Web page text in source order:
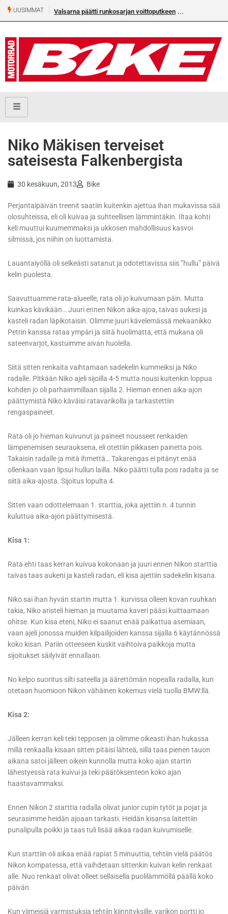
UUSIMMAT
voittoputkeen
Älä missaa tämän kesän suurta Bike-
Niko Mäkisen terveiset
sateisesta Falkenbergista
30 kesäkuun, 2013 Bike
Perjantaipäivän treenit saatiin kuitenkin ajettua ihan mukavissa sää
olosuhteissa, eli oli kuivaa ja suhteellisen lämmintäkin. Iltaa kohti
keli muuttui kuumemmaksi ja ukkosen mahdollisuus kasvoi
silmissä, jos niihin on luottamista.
Lauantaiyöllä oli selkeästi satanut ja odotettavissa siis ”hullu” päivä
kelin puolesta.
Saavuttuamme rata-alueelle, rata oli jo kuivumaan päin. Mutta
kuinkas kävikään… Juuri ennen Nikon aika-ajoa, taivas aukesi ja
kasteli radan läpikotaisin. Olimme juuri kävelemässä mekaanikko
Petrin kanssa rataa ympäri ja siitä huolimatta, että mukana oli
sateenvarjot, kastuimme aivan huolella.
Siitä sitten renkaita vaihtamaan sadekelin kummeiksi ja Niko
radalle. Pitkään Niko ajeli sijoilla 4-5 mutta nousi kuitenkin loppua
kohden jo oli parhaimmillaan sijalla 2. Hieman ennen aika-ajon
päättymistä Niko käväisi ratavarikolla ja tarkastettiin
rengaspaineet.
Rata oli jo hieman kuivunut ja paineet nousseet renkaiden
lämpenemisen seurauksena, eli otettiin pikkasen painetta pois.
Takaisin radalle ja mitä ihmettä… Takarengas ei pitänyt enää
ollenkaan vaan lipsui hullun lailla. Niko päätti tulla pois radalta ja se
siitä aika-ajosta. Sijoitus lopulta 4.
Sitten vaan odottelemaan 1. starttia, joka ajettiin n. 4 tunnin
kuluttua aika-ajon päättymisestä.
Kisa 1:
Rata ehti taas kerran kuivua kokonaan ja juuri ennen Nikon starttia
taivas taas aukeni ja kasteli radan, eli kisa ajettiin sadekelin kisana.
Niko sai ihan hyvän startin mutta 1. kurvissa olleen kovan ruuhkan
takia, Niko aristeli hieman ja muutama kaveri pääsi kuittaamaan
ohitse. Kun kisa eteni, Niko ei saanut enää paikattua asemiaan,
vaan ajeli jonossa muiden kilpailijoiden kanssa sijalla 6 käytännössä
koko kisan. Pariin otteeseen kuskit vaihtoiva paikkoja mutta
sijoitukset säilyivät ennallaan.
No kelpo suoritus silti sateella ja äärettömän nopealla radalla, kun
otetaan huomioon Nikon vähäinen kokemus vielä tuolla BMW:llä.
Kisa 2:
Jälleen kerran keli teki tepposen ja olimme oikeasti ihan hukassa
millä renkaalla kisaan sitten pitäisi lähteä, sillä taas pienen tauon
aikana satoi jälleen oikein kunnolla mutta koko ajan startin
lähestyessä rata kuivui ja teki päätöksenteon koko ajan
haastavammaksi.
Ennen Nikon 2 starttia radalla olivat junior cupin tytöt ja pojat ja
seurasimme heidän ajoaan tarkasti. Heidän kisansa laitettiin
punalipulla poikki ja taas tuli lisää aikaa radan kuivumiselle.
Kun starttiin oli aikaa enää rapiat 5 minuuttia, tehtiin vielä päätös
Nikon kompatessa, että vaihdetaan sittenkin kuivan kelin renkaat
alle. Nuo renkaat olivat olleet sellaisella puolilämmöllä päällä koko
päivän.
Kun viimeisiä varmistuksia tehtiin kiinnityksille, varikon portti jo